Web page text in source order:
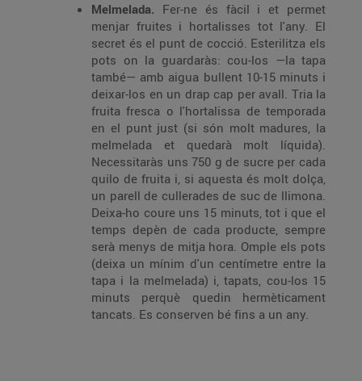
Melmelada. Fer-ne és fàcil i et permet
menjar fruites i hortalisses tot l'any. El
secret és el punt de cocció. Esterilitza els
pots on la guardaràs: cou-los —la tapa
també— amb aigua bullent 10-15 minuts i
deixar-los en un drap cap per avall. Tria la
fruita fresca o l'hortalissa de temporada
en el punt just (si són molt madures, la
melmelada et quedarà molt líquida).
Necessitaràs uns 750 g de sucre per cada
quilo de fruita i, si aquesta és molt dolça,
un parell de cullerades de suc de llimona.
Deixa-ho coure uns 15 minuts, tot i que el
temps depèn de cada producte, sempre
serà menys de mitja hora. Omple els pots
(deixa un mínim d'un centímetre entre la
tapa i la melmelada) i, tapats, cou-los 15
minuts perquè quedin hermèticament
tancats. Es conserven bé fins a un any.